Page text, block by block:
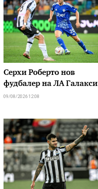
Серхи Роберто нов
фудбалер на ЛА Галакси
09/08/2026 12:08